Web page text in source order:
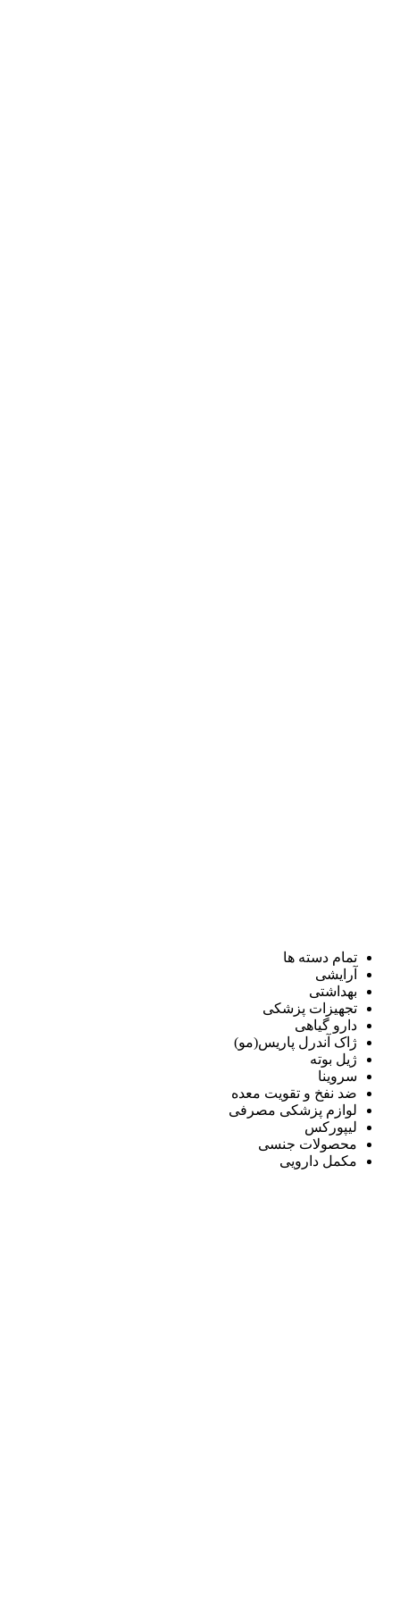
تمام دسته ها
آرایشی
بهداشتی
تجهیزات پزشکی
دارو گیاهی
ژاک آندرل پاریس(مو)
ژیل بوته
سروینا
ضد نفخ و تقویت معده
لوازم پزشکی مصرفی
لیپورکس
محصولات جنسی
مکمل دارویی